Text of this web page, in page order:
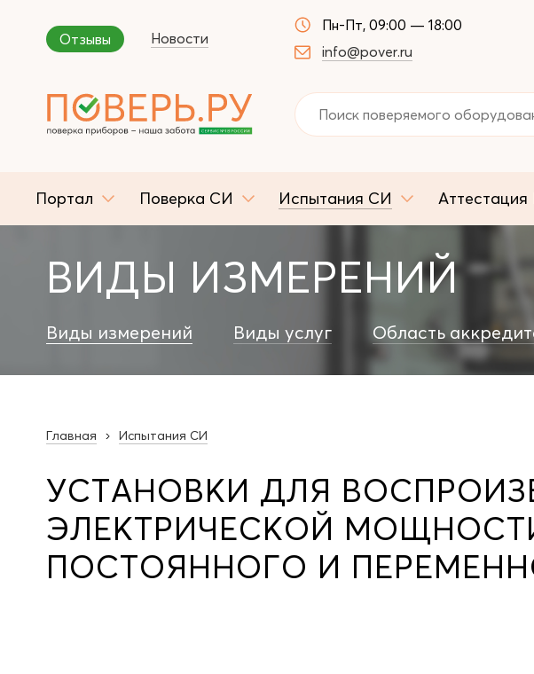
Отзывы Новости
Пн-Пт, 09:00 — 18:00
info@pover.ru
Портал Поверка СИ Испытания СИ
ВИДЫ ИЗМЕРЕНИЙ
Виды измерений Виды услуг Область
Главная Испытания СИ
УСТАНОВКИ ДЛЯ
ЭЛЕКТРИЧЕСКОЙ
ПОСТОЯННОГО И